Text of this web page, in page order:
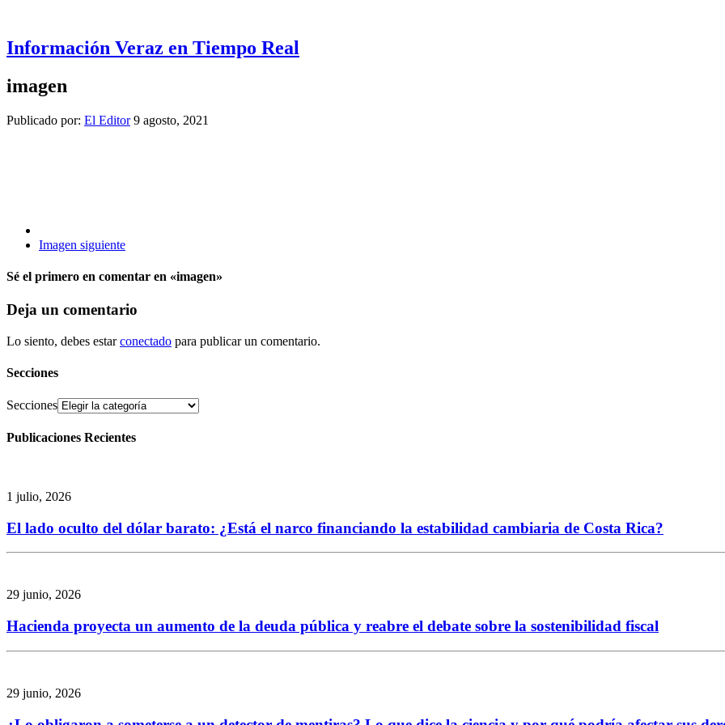
Información Veraz en Tiempo Real
imagen
Publicado por: El Editor 9 agosto, 2021
Imagen siguiente
Sé el primero en comentar en «imagen»
Deja un comentario
Lo siento, debes estarconectado para publicar un comentario.
Secciones
Secciones
Publicaciones Recientes
1 julio, 2026
El lado oculto del dólar barato: ¿Está el narco financiando la estabilidad cambiaria de Costa Rica?
29 junio, 2026
Hacienda proyecta un aumento de la deuda pública y reabre el debate sobre la sostenibilidad fiscal
29 junio, 2026